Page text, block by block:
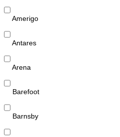
Amerigo
Antares
Arena
Barefoot
Barnsby